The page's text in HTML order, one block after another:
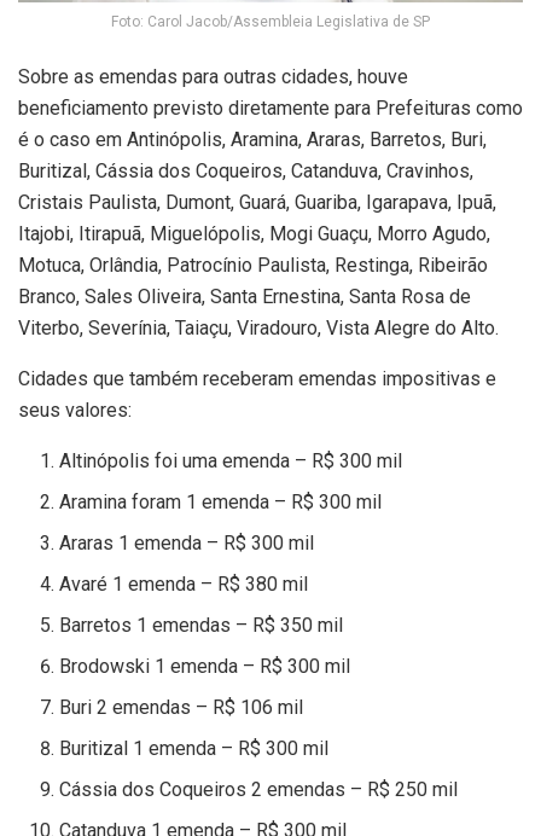
Foto: Carol Jacob/Assembleia Legislativa de SP
Sobre as emendas para outras cidades, houve
beneficiamento previsto diretamente para Prefeituras como
é o caso em Antinópolis, Aramina, Araras, Barretos, Buri,
Buritizal, Cássia dos Coqueiros, Catanduva, Cravinhos,
Cristais Paulista, Dumont, Guará, Guariba, Igarapava, Ipuã,
Itajobi, Itirapuã, Miguelópolis, Mogi Guaçu, Morro Agudo,
Motuca, Orlândia, Patrocínio Paulista, Restinga, Ribeirão
Branco, Sales Oliveira, Santa Ernestina, Santa Rosa de
Viterbo, Severínia, Taiaçu, Viradouro, Vista Alegre do Alto.
Cidades que também receberam emendas impositivas e
seus valores:
Altinópolis foi uma emenda – R$ 300 mil
Aramina foram 1 emenda – R$ 300 mil
Araras 1 emenda – R$ 300 mil
Avaré 1 emenda – R$ 380 mil
Barretos 1 emendas – R$ 350 mil
Brodowski 1 emenda – R$ 300 mil
Buri 2 emendas – R$ 106 mil
Buritizal 1 emenda – R$ 300 mil
Cássia dos Coqueiros 2 emendas – R$ 250 mil
Catanduva 1 emenda – R$ 300 mil